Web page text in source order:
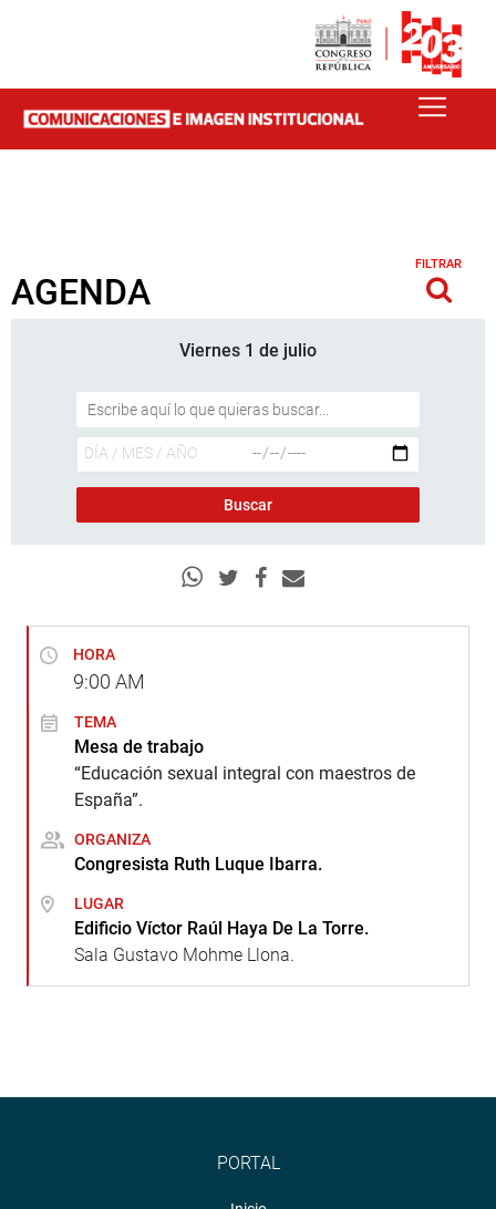
AGENDA
FILTRAR
Viernes 1 de julio
HORA
9:00 AM
TEMA
Mesa de trabajo
“Educación sexual integral con maestros de
España”.
ORGANIZA
Congresista Ruth Luque Ibarra.
LUGAR
Edificio Víctor Raúl Haya De La Torre.
Sala Gustavo Mohme Llona.
PORTAL